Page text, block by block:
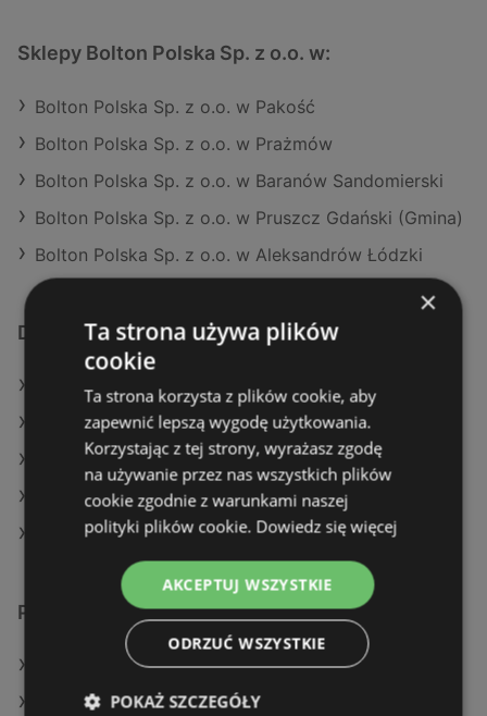
Sklepy Bolton Polska Sp. z o.o. w:
Bolton Polska Sp. z o.o. w Pakość
Bolton Polska Sp. z o.o. w Prażmów
Bolton Polska Sp. z o.o. w Baranów Sandomierski
Bolton Polska Sp. z o.o. w Pruszcz Gdański (Gmina)
Bolton Polska Sp. z o.o. w Aleksandrów Łódzki
Dodatkowe łącza
Oferty Leroy Merlin
Oferty Castorama
Aktualne gazetki OBI
Aktualne gazetki Castorama
Aktualne gazetki Leroy Merlin
Podobne sklepy detaliczne
Oferty Leroy Merlin
Oferty Castorama
×
Ta strona używa plików
cookie
Ta strona korzysta z plików cookie, aby
zapewnić lepszą wygodę użytkowania.
Korzystając z tej strony, wyrażasz zgodę
na używanie przez nas wszystkich plików
cookie zgodnie z warunkami naszej
polityki plików cookie. Dowiedz się więcej
AKCEPTUJ WSZYSTKIE
ODRZUĆ WSZYSTKIE
POKAŻ SZCZEGÓŁY